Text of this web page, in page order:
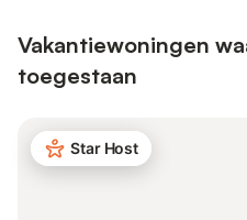
Vakantiewoningen
toegestaan
Star Host